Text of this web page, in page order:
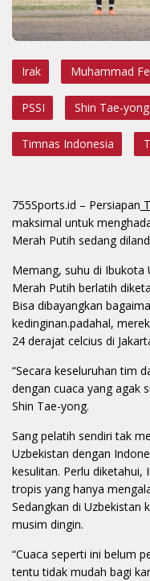
Irak Muhammad
PSSI Shin Tae-yong
Timnas Indonesia
755Sports.id – Persiapan
maksimal untuk
Merah Putih sedang
Memang, suhu di Ibukota
Merah Putih berlatih
Bisa dibayangkan
kedinginan.padahal,
24 derajat celcius di
“Secara keseluruhan tim
dengan cuaca yang agak
Shin Tae-yong.
Sang pelatih sendiri tak
Uzbekistan dengan
kesulitan. Perlu diketahui,
tropis yang hanya
Sedangkan di Uzbekistan
musim dingin.
“Cuaca seperti ini belum
tentu tidak mudah bagi